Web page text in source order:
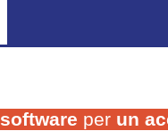
software per un